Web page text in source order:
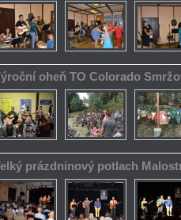
oheň TO Colorado
prázdninový potlach